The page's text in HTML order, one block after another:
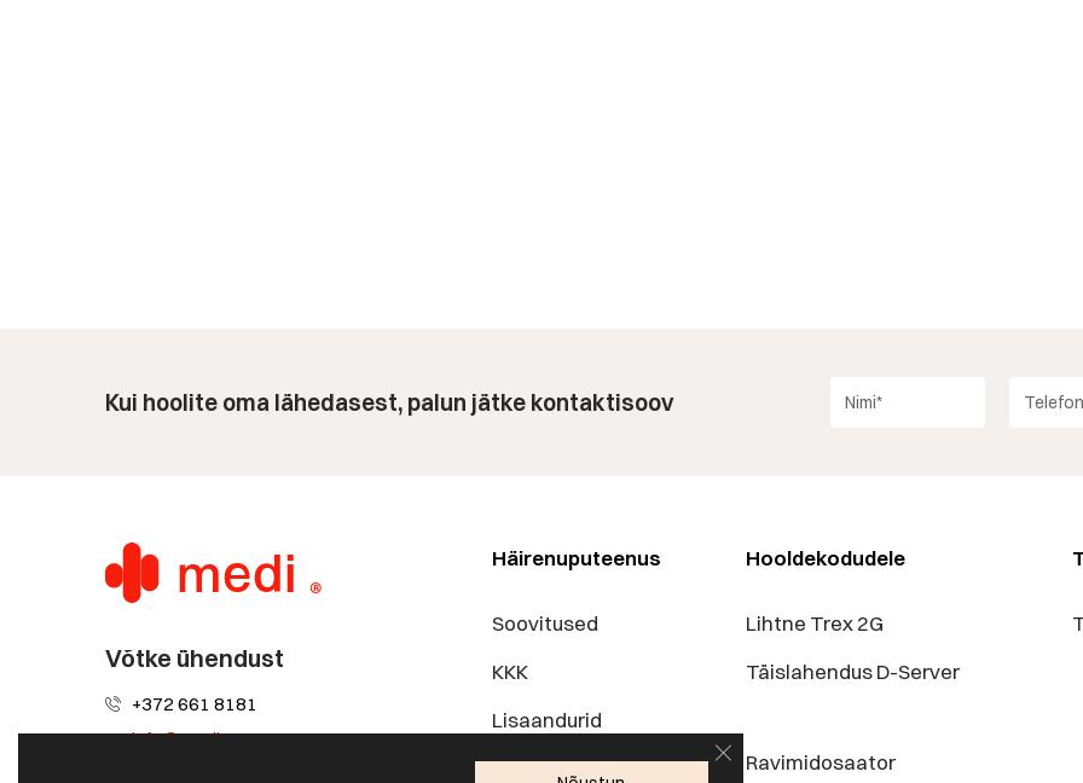
Sulge GDPR küpsiste bänner
Kui hoolite oma lähedasest, palun jätke kontaktisoov
Võtke ühendust
+372 661 8181
info@medi.ee
Häirenuputeenus
Soovitused
KKK
Lisaandurid
Hinnad
Hooldekodudele
Lihtne Trex 2G
Täislahendus D-Server
Ravimidosaator